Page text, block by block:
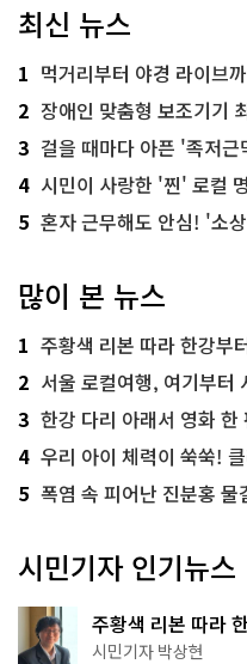
최신 뉴스
1 먹거리부터 야경 라이브
2 장애인 맞춤형 보조기기 최
3 걸을 때마다 아픈 '족저근막
4 시민이 사랑한 '찐' 로컬 명
5 혼자 근무해도 안심! '소
많이 본 뉴스
1 주황색 리본 따라 한강부터 메
2 서울 로컬여행, 여기부
3 한강 다리 아래서 영화
4 우리 아이 체력이 쑥쑥!
5 폭염 속 피어난 진분홍
시민기자 인기뉴스
주황색 리본 따라
서울둘레길 15코스
시민기자 박상현